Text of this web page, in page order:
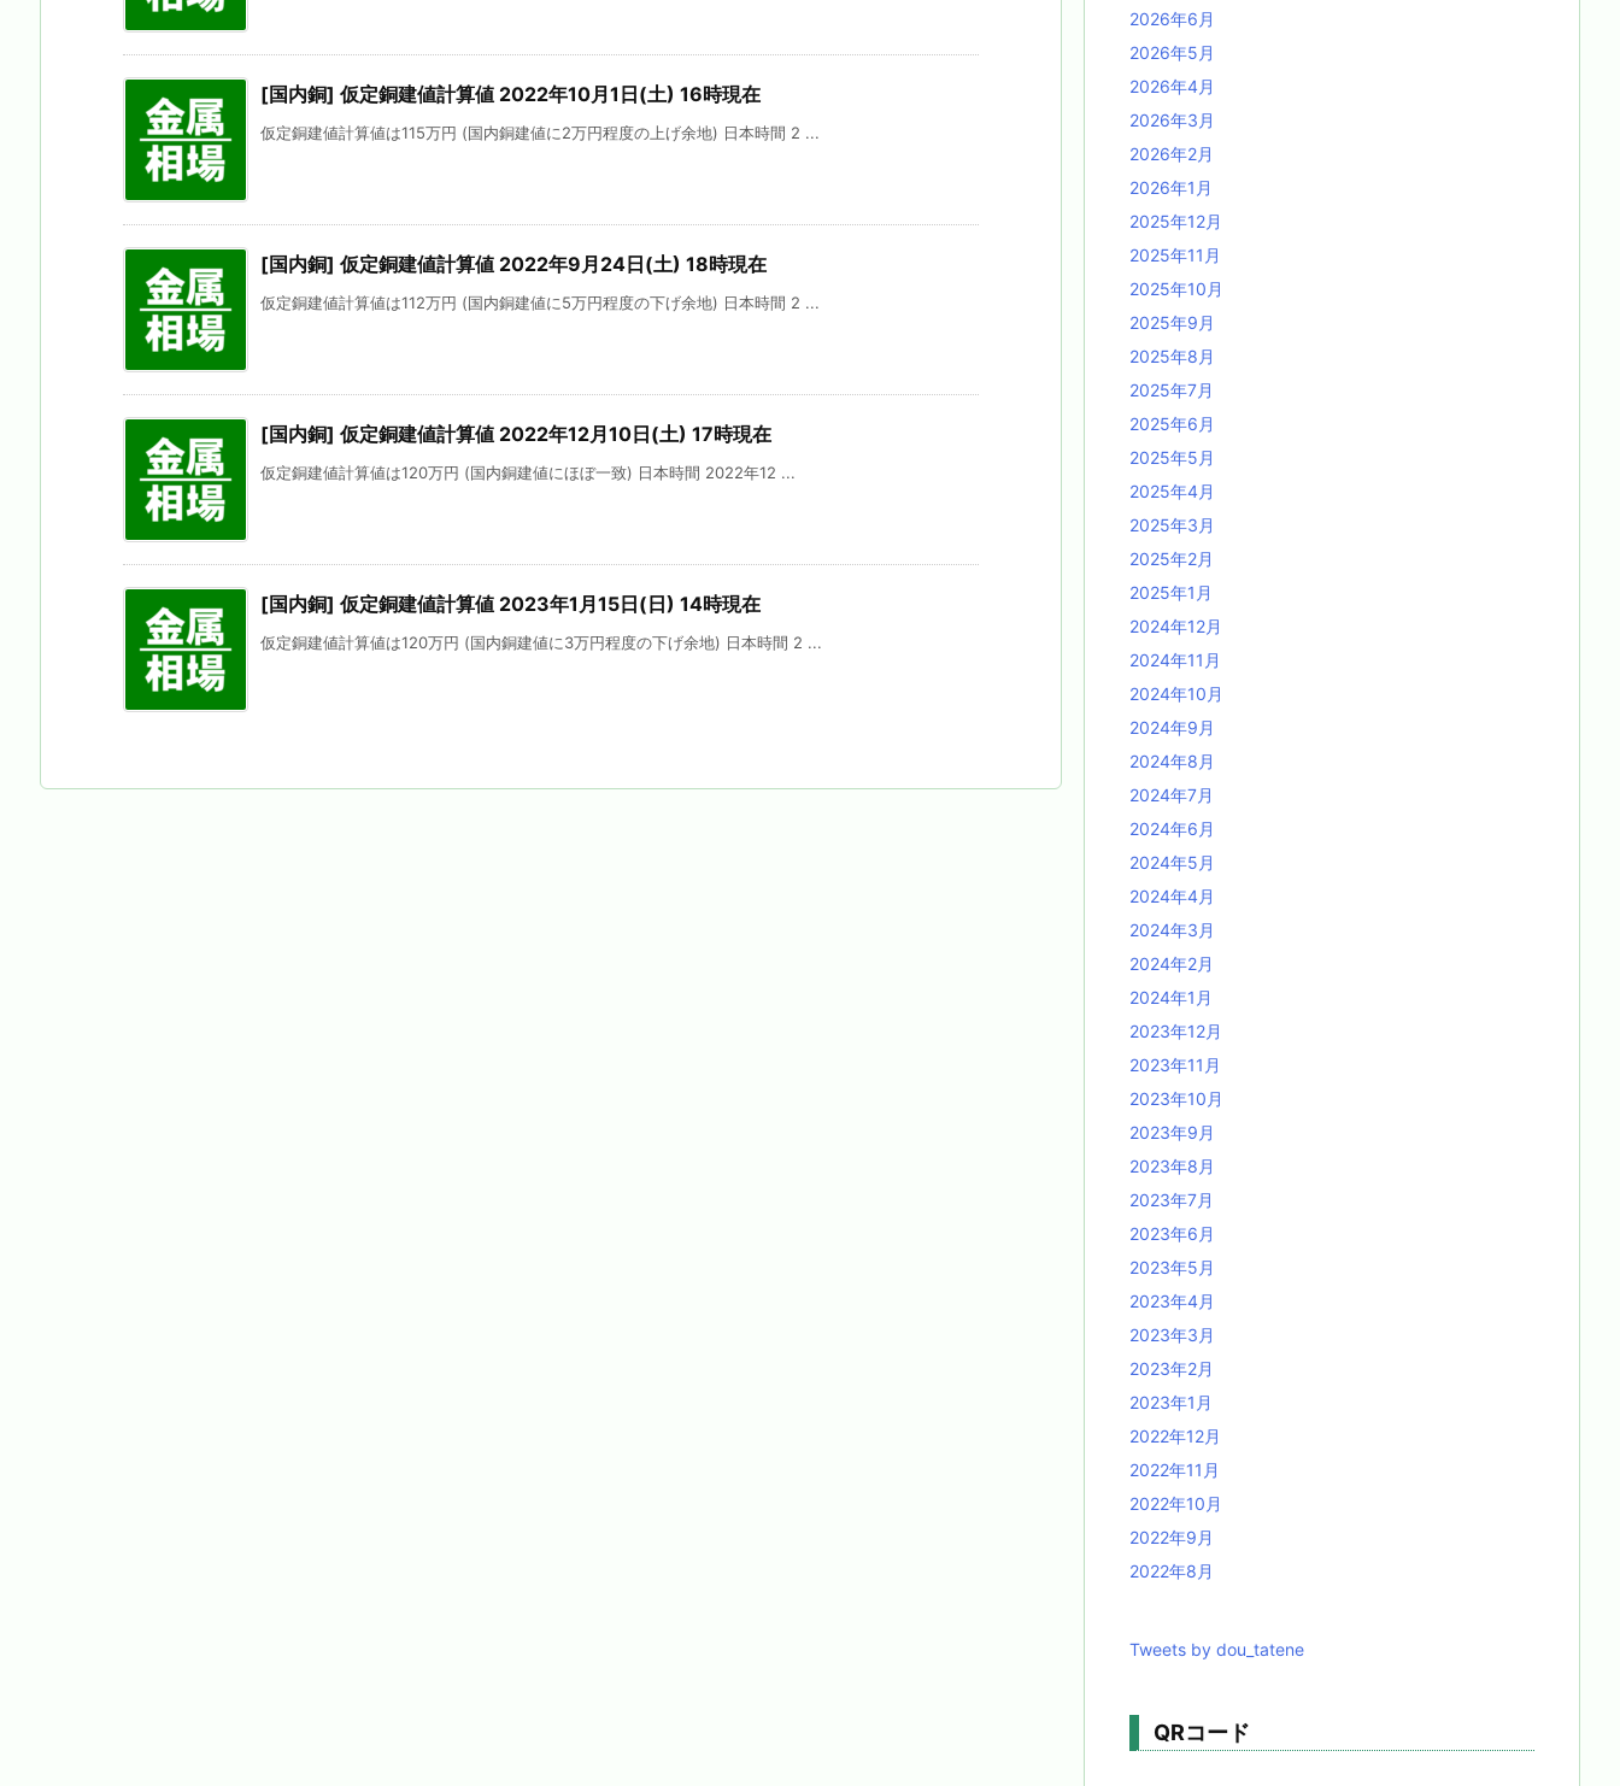
[国内銅] 仮定銅建値計算値 2022年10月1日(土) 16時現在
仮定銅建値計算値は115万円 (国内銅建値に2万円程度の上げ余地) 日本時間 2 ...
[国内銅] 仮定銅建値計算値 2022年9月24日(土) 18時現在
仮定銅建値計算値は112万円 (国内銅建値に5万円程度の下げ余地) 日本時間 2 ...
[国内銅] 仮定銅建値計算値 2022年12月10日(土) 17時現在
仮定銅建値計算値は120万円 (国内銅建値にほぼ一致) 日本時間 2022年12 ...
[国内銅] 仮定銅建値計算値 2023年1月15日(日) 14時現在
仮定銅建値計算値は120万円 (国内銅建値に3万円程度の下げ余地) 日本時間 2 ...
2026年6月
2026年5月
2026年4月
2026年3月
2026年2月
2026年1月
2025年12月
2025年11月
2025年10月
2025年9月
2025年8月
2025年7月
2025年6月
2025年5月
2025年4月
2025年3月
2025年2月
2025年1月
2024年12月
2024年11月
2024年10月
2024年9月
2024年8月
2024年7月
2024年6月
2024年5月
2024年4月
2024年3月
2024年2月
2024年1月
2023年12月
2023年11月
2023年10月
2023年9月
2023年8月
2023年7月
2023年6月
2023年5月
2023年4月
2023年3月
2023年2月
2023年1月
2022年12月
2022年11月
2022年10月
2022年9月
2022年8月
Tweets by dou_tatene
QRコード